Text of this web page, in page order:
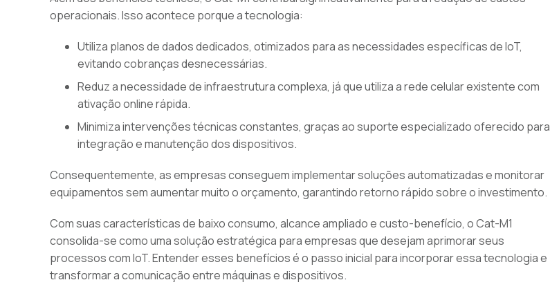
operacionais. Isso acontece porque a tecnologia:
Utiliza planos de dados dedicados, otimizados para as necessidades específicas de IoT,
evitando cobranças desnecessárias.
Reduz a necessidade de infraestrutura complexa, já que utiliza a rede celular existente com
ativação online rápida.
Minimiza intervenções técnicas constantes, graças ao suporte especializado oferecido para
integração e manutenção dos dispositivos.
Consequentemente, as empresas conseguem implementar soluções automatizadas e monitorar
equipamentos sem aumentar muito o orçamento, garantindo retorno rápido sobre o investimento.
Com suas características de baixo consumo, alcance ampliado e custo-benefício, o Cat-M1
consolida-se como uma solução estratégica para empresas que desejam aprimorar seus
processos com IoT. Entender esses benefícios é o passo inicial para incorporar essa tecnologia e
transformar a comunicação entre máquinas e dispositivos.